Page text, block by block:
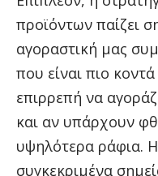
προϊόντων παίζει
αγοραστική μας
που είναι πιο
επιρρεπή να
και αν υπάρχουν
υψηλότερα ράφια.
συγκεκριμένα